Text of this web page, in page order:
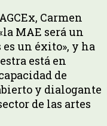
Carmen
MAE será un
un éxito», y ha
está en
de
y dialogante
de las artes